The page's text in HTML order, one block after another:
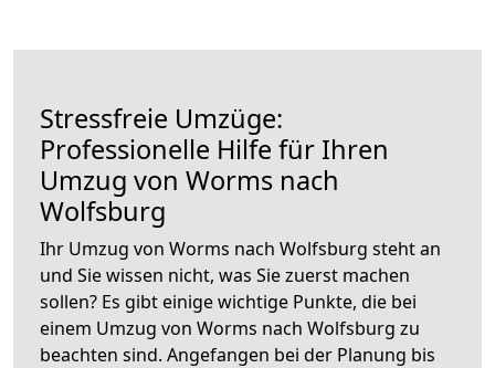
Stressfreie Umzüge:
Professionelle Hilfe für Ihren
Umzug von Worms nach
Wolfsburg
Ihr Umzug von Worms nach Wolfsburg steht an
und Sie wissen nicht, was Sie zuerst machen
sollen? Es gibt einige wichtige Punkte, die bei
einem Umzug von Worms nach Wolfsburg zu
beachten sind. Angefangen bei der Planung bis